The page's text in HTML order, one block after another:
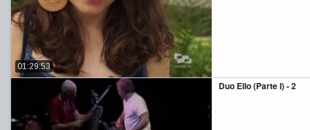
01:29:53
Duo Ello (Parte I) - 2